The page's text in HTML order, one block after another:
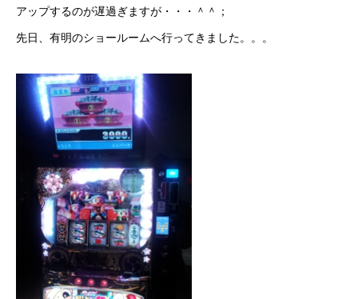
アップするのが遅過ぎますが・・・＾＾；
先日、有明のショールームへ行ってきました。。。